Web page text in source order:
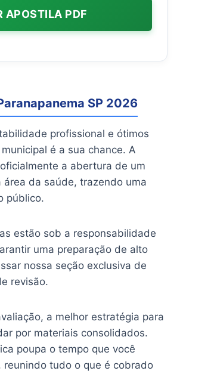
APOSTILA PDF
SP 2026
profissional e ótimos
é a sua chance. A
a abertura de um
da saúde, trazendo uma
público.
estão sob a responsabilidade
uma preparação de alto
nossa seção exclusiva de
revisão.
a melhor estratégia para
por materiais consolidados.
poupa o tempo que você
tudo o que é cobrado